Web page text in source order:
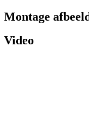
Montage
Video